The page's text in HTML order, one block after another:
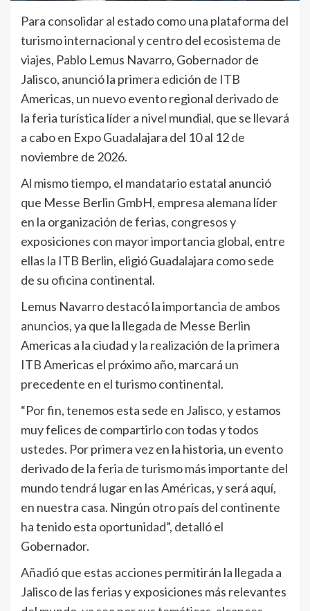
Para consolidar al estado como una plataforma del
turismo internacional y centro del ecosistema de
viajes, Pablo Lemus Navarro, Gobernador de
Jalisco, anunció la primera edición de ITB
Americas, un nuevo evento regional derivado de
la feria turística líder a nivel mundial, que se llevará
a cabo en Expo Guadalajara del 10 al 12 de
noviembre de 2026.
Al mismo tiempo, el mandatario estatal anunció
que Messe Berlin GmbH, empresa alemana líder
en la organización de ferias, congresos y
exposiciones con mayor importancia global, entre
ellas la ITB Berlin, eligió Guadalajara como sede
de su oficina continental.
Lemus Navarro destacó la importancia de ambos
anuncios, ya que la llegada de Messe Berlin
Americas a la ciudad y la realización de la primera
ITB Americas el próximo año, marcará un
precedente en el turismo continental.
“Por fin, tenemos esta sede en Jalisco, y estamos
muy felices de compartirlo con todas y todos
ustedes. Por primera vez en la historia, un evento
derivado de la feria de turismo más importante del
mundo tendrá lugar en las Américas, y será aquí,
en nuestra casa. Ningún otro país del continente
ha tenido esta oportunidad”, detalló el
Gobernador.
Añadió que estas acciones permitirán la llegada a
Jalisco de las ferias y exposiciones más relevantes